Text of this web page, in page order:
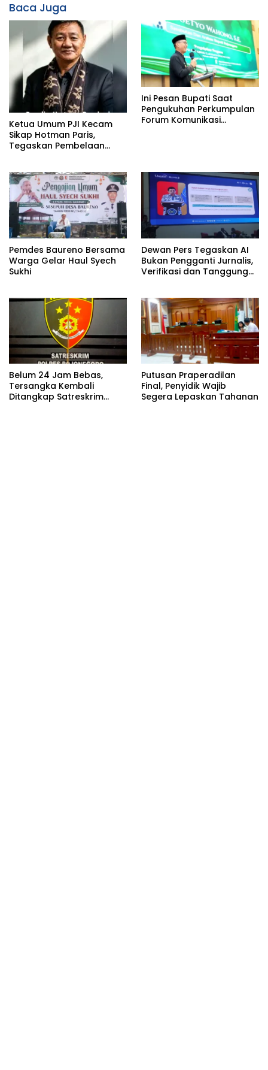
Baca Juga
Ketua Umum PJI Kecam
Sikap Hotman Paris,
Tegaskan Pembelaan
Ini Pesan Bupati Saat
Pengukuhan Perkumpulan
Forum Komunikasi
Pemdes Baureno Bersama
Warga Gelar Haul Syech
Sukhi
Dewan Pers Tegaskan AI
Bukan Pengganti Jurnalis,
Verifikasi dan Tanggung
Belum 24 Jam Bebas,
Tersangka Kembali
Ditangkap Satreskrim
Putusan Praperadilan
Final, Penyidik Wajib
Segera Lepaskan Tahanan